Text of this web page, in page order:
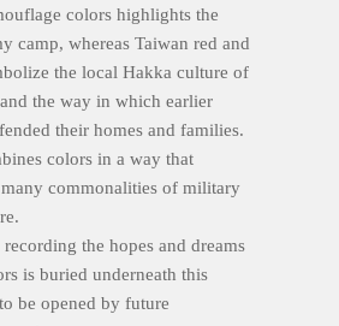
colors highlights the
camp, whereas Taiwan red and
the local Hakka culture of
the way in which earlier
their homes and families.
colors in a way that
many commonalities of military
the hopes and dreams
is buried underneath this
be opened by future